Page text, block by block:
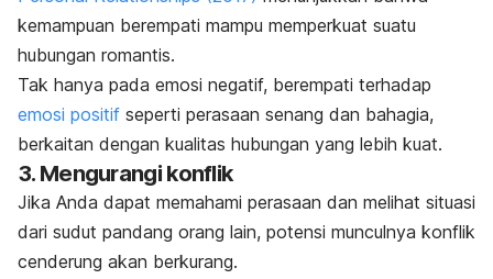
kemampuan berempati mampu memperkuat suatu
hubungan romantis.
Tak hanya pada emosi negatif, berempati terhadap
emosi positif seperti perasaan senang dan bahagia,
berkaitan dengan kualitas hubungan yang lebih kuat.
3. Mengurangi konflik
Jika Anda dapat memahami perasaan dan melihat situasi
dari sudut pandang orang lain, potensi munculnya konflik
cenderung akan berkurang.